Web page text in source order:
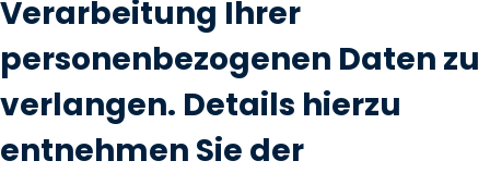
Verarbeitung Ihrer
personenbezogenen Daten zu
verlangen. Details hierzu
entnehmen Sie der